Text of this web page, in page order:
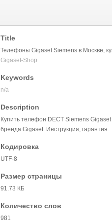
Title
Телефоны Gigaset Siemens в Москве,
Gigaset-Shop
Keywords
n/a
Description
Купить телефон DECT Siemens
бренда Gigaset. Инструкция, гарантия.
Кодировка
UTF-8
Размер страницы
91.73 КБ
Количество слов
981